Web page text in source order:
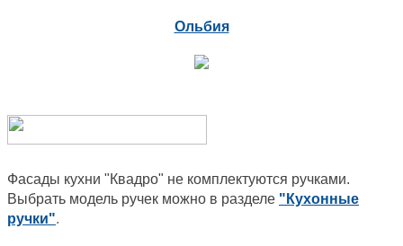
Ольбия
Фасады кухни "Квадро" не комплектуются ручками.
Выбрать модель ручек можно в разделе "Кухонные
ручки".